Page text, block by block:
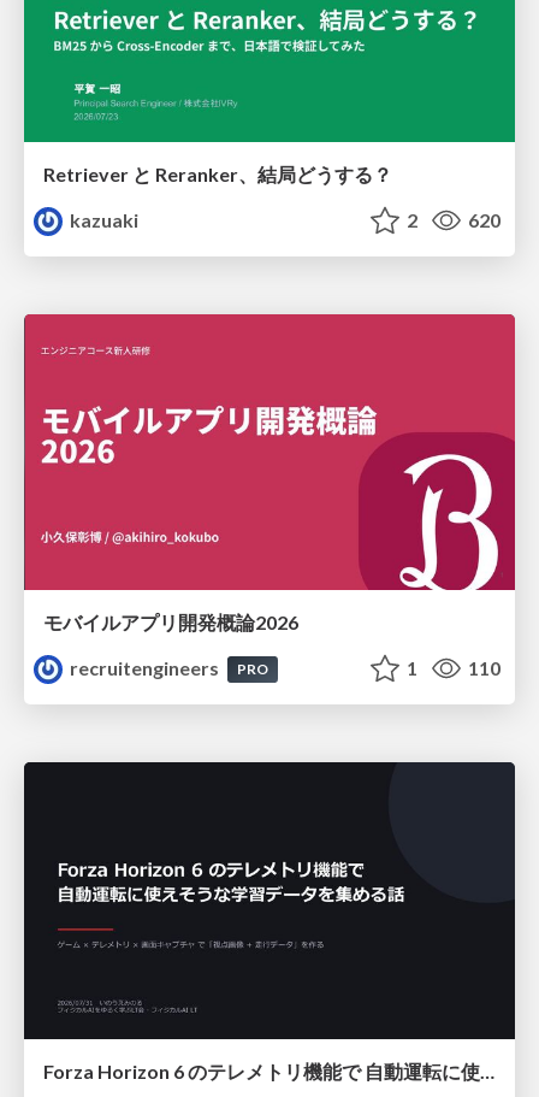
Retriever と Reranker、結局どうする？
kazuaki
2 620
モバイルアプリ開発概論2026
recruitengineers
PRO 1 110